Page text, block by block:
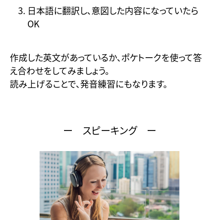
日本語に翻訳し、意図した内容になっていたら
OK
作成した英文があっているか、ポケトークを使って答
え合わせをしてみましょう。
読み上げることで、発音練習にもなります。
ー スピーキング ー